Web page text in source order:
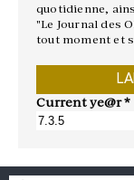
quotidienne,
"Le Journal des
tout moment et
Current ye@r*